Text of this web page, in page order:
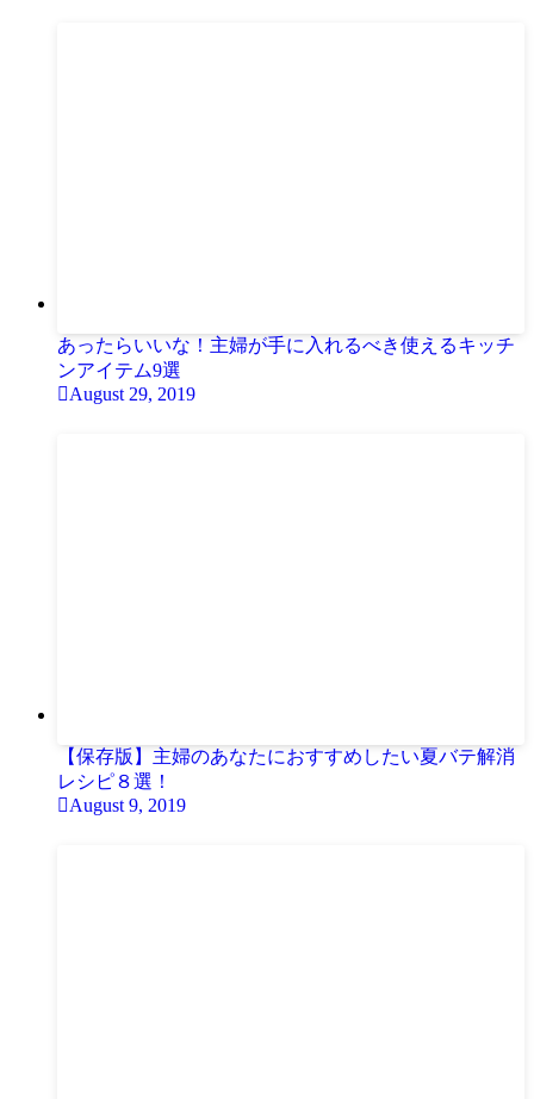
あったらいいな！主婦が手に入れるべき使えるキッチ
ンアイテム9選
August 29, 2019
【保存版】主婦のあなたにおすすめしたい夏バテ解消
レシピ８選！
August 9, 2019